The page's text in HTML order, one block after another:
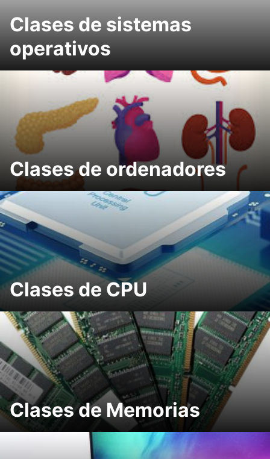
Clases de sistemas
operativos
Clases de ordenadores
Clases de CPU
Clases de Memorias